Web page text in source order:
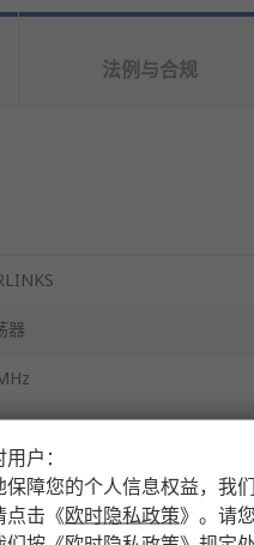
法例与合规
器
ppb
高
户：
保障您的个人信息权益，我
点击 《欧时隐私政策》 。请